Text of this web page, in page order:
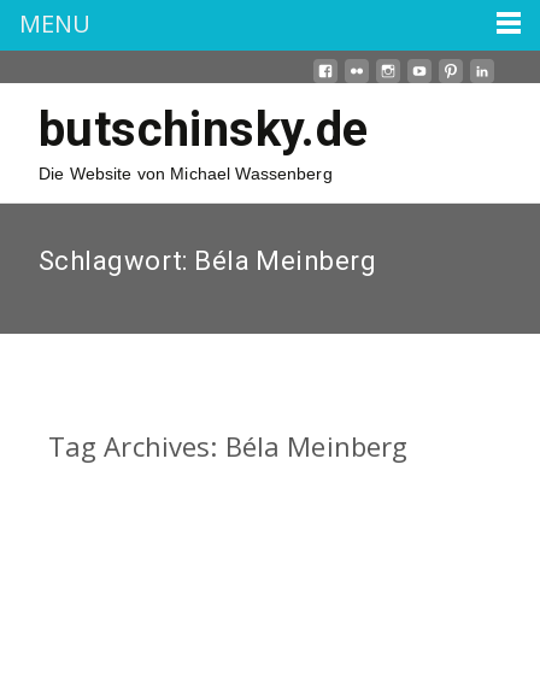
butschinsky.de
Die Website von Michael Wassenberg
Schlagwort: Béla Meinberg
Tag Archives: Béla Meinberg
MENU